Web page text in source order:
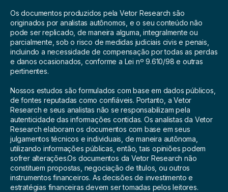
Os documentos produzidos pela Vetor Research são
originados por analistas autônomos, e o seu conteúdo não
pode ser replicado, de maneira alguma, integralmente ou
parcialmente, sob o risco de medidas judiciais civis e penais,
incluindo a necessidade de compensação por todas as perdas
e danos ocasionados, conforme a Lei nº 9.610/98 e outras
pertinentes.
Nossos estudos são formulados com base em dados públicos,
de fontes reputadas como confiáveis. Portanto, a Vetor
Research e seus analistas não se responsabilizam pela
autenticidade das informações contidas. Os analistas da Vetor
Research elaboram os documentos com base em seus
julgamentos técnicos e individuais, de maneira autônoma,
utilizando informações públicas, então, tais opiniões podem
sofrer alterações.Os documentos da Vetor Research não
constituem propostas, negociação de títulos, ou outros
instrumentos financeiros. As decisões de investimento e
estratégias financeiras devem ser tomadas pelos leitores.